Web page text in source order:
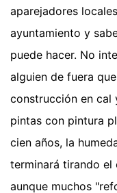
aparejadores
ayuntamiento y
puede hacer. No
alguien de fuera
construcción en cal
pintas con pintura
cien años, la
terminará tirando el
aunque muchos